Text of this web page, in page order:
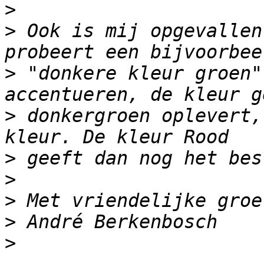
>
> Ook is mij
> "donkere kleur
> donkergroen
>
>
>
>
>